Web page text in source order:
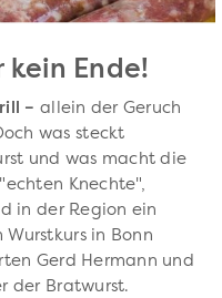
kein Ende!
–allein der Geruch
was steckt
und was macht die
Knechte",
in der Region ein
in Bonn
Gerd Hermann und
der Bratwurst.